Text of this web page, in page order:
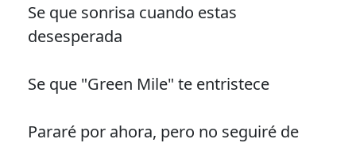
Se que sonrisa cuando estas
desesperada
Se que "Green Mile" te entristece
Pararé por ahora, pero no seguiré de